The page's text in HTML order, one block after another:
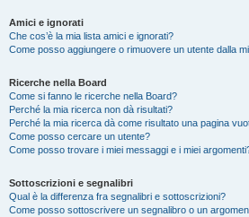
Amici e ignorati
Che cos’è la mia lista amici e ignorati?
Come posso aggiungere o rimuovere un utente dalla
Ricerche nella Board
Come si fanno le ricerche nella Board?
Perché la mia ricerca non dà risultati?
Perché la mia ricerca dà come risultato una pagina
Come posso cercare un utente?
Come posso trovare i miei messaggi e i miei
Sottoscrizioni e segnalibri
Qual è la differenza fra segnalibri e sottoscrizioni?
Come posso sottoscrivere un segnalibro o un